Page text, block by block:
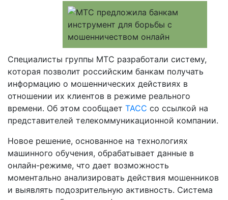
Специалисты группы МТС разработали систему,
которая позволит российским банкам получать
информацию о мошеннических действиях в
отношении их клиентов в режиме реального
времени. Об этом сообщает ТАСС со ссылкой на
представителей телекоммуникационной компании.
Новое решение, основанное на технологиях
машинного обучения, обрабатывает данные в
онлайн-режиме, что дает возможность
моментально анализировать действия мошенников
и выявлять подозрительную активность. Система